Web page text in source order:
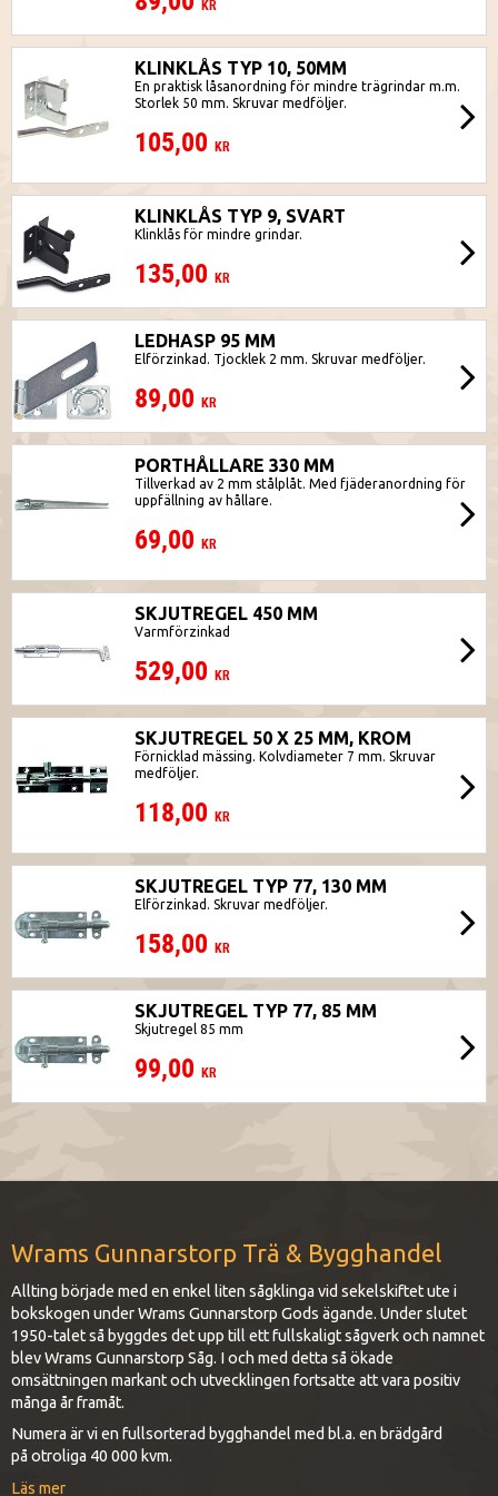
KR
KLINKLÅS TYP 10, 50MM
En praktisk låsanordning för mindre trägrindar m.m.
Storlek 50 mm. Skruvar medföljer.
105,00 KR
KLINKLÅS TYP 9, SVART
Klinklås för mindre grindar.
135,00 KR
LEDHASP 95 MM
Elförzinkad. Tjocklek 2 mm. Skruvar medföljer.
89,00 KR
PORTHÅLLARE 330 MM
Tillverkad av 2 mm stålplåt. Med fjäderanordning för
uppfällning av hållare.
69,00 KR
SKJUTREGEL 450 MM
Varmförzinkad
529,00 KR
SKJUTREGEL 50 X 25 MM, KROM
Förnicklad mässing. Kolvdiameter 7 mm. Skruvar
medföljer.
118,00 KR
SKJUTREGEL TYP 77, 130 MM
Elförzinkad. Skruvar medföljer.
158,00 KR
SKJUTREGEL TYP 77, 85 MM
Skjutregel 85 mm
99,00 KR
Wrams Gunnarstorp Trä & Bygghandel
Allting började med en enkel liten sågklinga vid sekelskiftet ute i
bokskogen under Wrams Gunnarstorp Gods ägande. Under slutet
1950-talet så byggdes det upp till ett fullskaligt sågverk och namnet
blev Wrams Gunnarstorp Såg. I och med detta så ökade
omsättningen markant och utvecklingen fortsatte att vara positiv
många år framåt.
Numera är vi en fullsorterad bygghandel med bl.a. en brädgård
på otroliga 40 000 kvm.
Läs mer